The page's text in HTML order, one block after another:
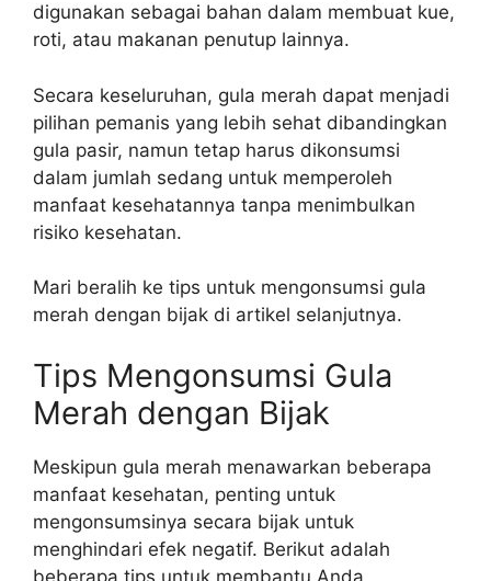
digunakan sebagai bahan dalam membuat kue,
roti, atau makanan penutup lainnya.
Secara keseluruhan, gula merah dapat menjadi
pilihan pemanis yang lebih sehat dibandingkan
gula pasir, namun tetap harus dikonsumsi
dalam jumlah sedang untuk memperoleh
manfaat kesehatannya tanpa menimbulkan
risiko kesehatan.
Mari beralih ke tips untuk mengonsumsi gula
merah dengan bijak di artikel selanjutnya.
Tips Mengonsumsi Gula
Merah dengan Bijak
Meskipun gula merah menawarkan beberapa
manfaat kesehatan, penting untuk
mengonsumsinya secara bijak untuk
menghindari efek negatif. Berikut adalah
beberapa tips untuk membantu Anda